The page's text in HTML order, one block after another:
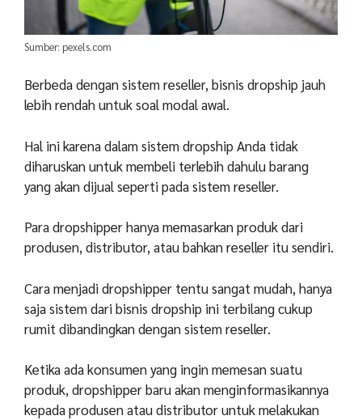
Sumber: pexels.com
Berbeda dengan sistem reseller, bisnis dropship jauh
lebih rendah untuk soal modal awal.
Hal ini karena dalam sistem dropship Anda tidak
diharuskan untuk membeli terlebih dahulu barang
yang akan dijual seperti pada sistem reseller.
Para dropshipper hanya memasarkan produk dari
produsen, distributor, atau bahkan reseller itu sendiri.
Cara menjadi dropshipper tentu sangat mudah, hanya
saja sistem dari bisnis dropship ini terbilang cukup
rumit dibandingkan dengan sistem reseller.
Ketika ada konsumen yang ingin memesan suatu
produk, dropshipper baru akan menginformasikannya
kepada produsen atau distributor untuk melakukan